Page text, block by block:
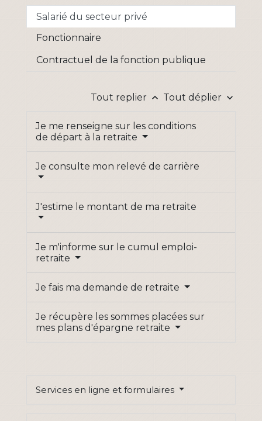
Salarié du secteur privé
Fonctionnaire
Contractuel de la fonction publique
Tout replier keyboard_arrow_up Tout déplier keyboard_arrow_down
Je me renseigne sur les conditions
de départ à la retraite
Je consulte mon relevé de carrière
J'estime le montant de ma retraite
Je m'informe sur le cumul emploi-
retraite
Je fais ma demande de retraite
Je récupère les sommes placées sur
mes plans d'épargne retraite
Services en ligne et formulaires